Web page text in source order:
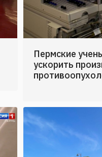
Пермские
ускорить